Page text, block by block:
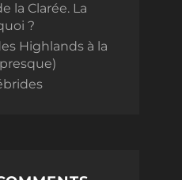
la Clarée. La
?
Highlands à la